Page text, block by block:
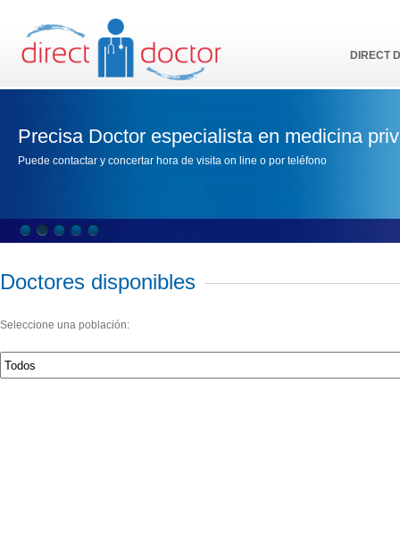
DIRECT
Precisa Doctor especialista en medicina
Puede contactar y concertar hora de visita on line o por teléfono
Doctores disponibles
Seleccione una población: